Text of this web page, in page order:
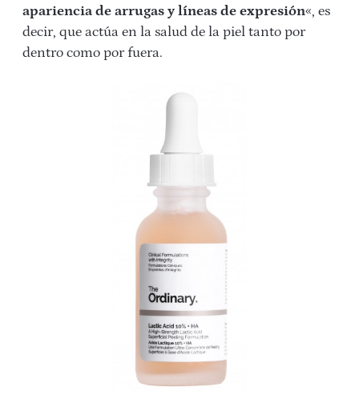
apariencia de arrugas y líneas de expresión«, es
decir, que actúa en la salud de la piel tanto por
dentro como por fuera.